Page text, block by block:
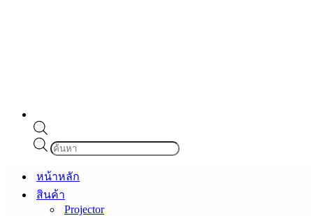
Products
search
หน้าหลัก
สินค้า
Projector